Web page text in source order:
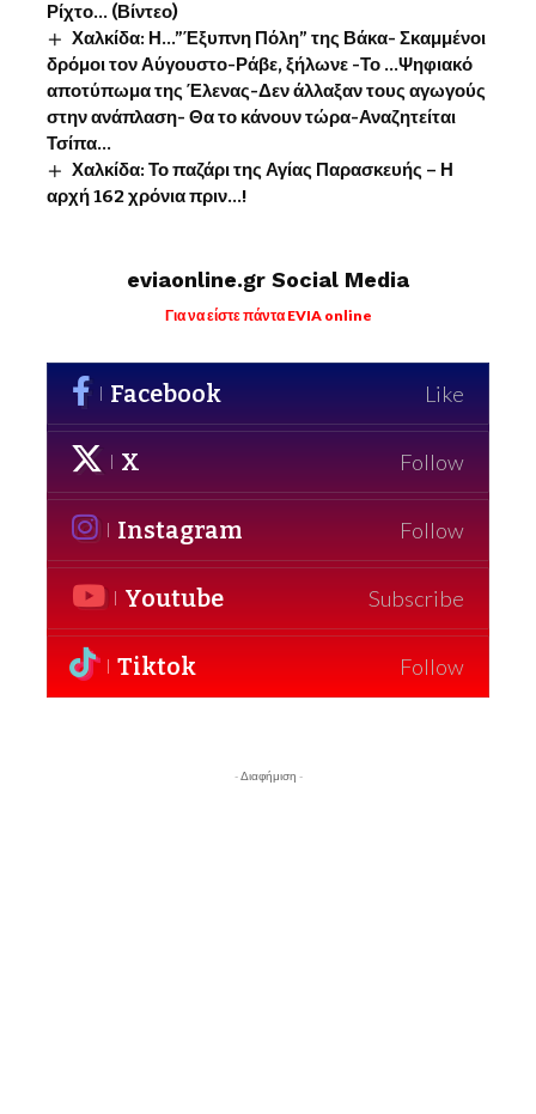
Ρίχτο… (Βίντεο)
Χαλκίδα: Η…”Έξυπνη Πόλη” της Βάκα- Σκαμμένοι
δρόμοι τον Αύγουστο-Ράβε, ξήλωνε -Το …Ψηφιακό
αποτύπωμα της Έλενας-Δεν άλλαξαν τους αγωγούς
στην ανάπλαση- Θα το κάνουν τώρα-Αναζητείται
Τσίπα…
Χαλκίδα: Το παζάρι της Αγίας Παρασκευής – Η
αρχή 162 χρόνια πριν…!
eviaonline.gr Social Media
Για να είστε πάντα EVIA online
Facebook Like
X Follow
Instagram Follow
Youtube Subscribe
Tiktok Follow
- Διαφήμιση -